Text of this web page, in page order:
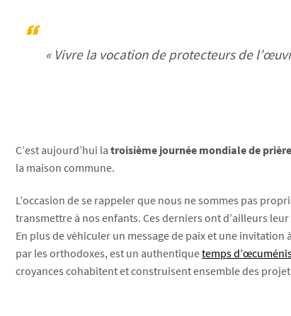
« Vivre la vocation de protecteurs de
C’est aujourd’hui la troisième journée mondiale de
la maison commune.
L’occasion de se rappeler que nous ne sommes pas
transmettre à nos enfants. Ces derniers ont d’ailleurs
En plus de véhiculer un message de paix et une
par les orthodoxes, est un authentiquetemps
croyances cohabitent et construisent ensemble des